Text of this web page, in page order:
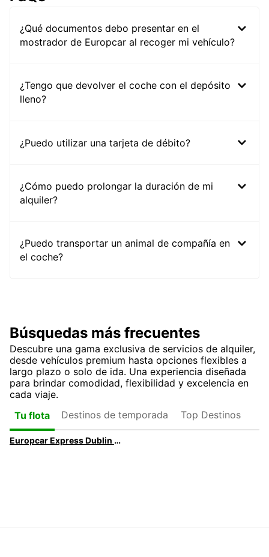
¿Qué documentos debo presentar en el
mostrador de Europcar al recoger mi vehículo?
¿Tengo que devolver el coche con el depósito
lleno?
¿Puedo utilizar una tarjeta de débito?
¿Cómo puedo prolongar la duración de mi
alquiler?
¿Puedo transportar un animal de compañía en
el coche?
Búsquedas más frecuentes
Descubre una gama exclusiva de servicios de alquiler,
desde vehículos premium hasta opciones flexibles a
largo plazo o solo de ida. Una experiencia diseñada
para brindar comodidad, flexibilidad y excelencia en
cada viaje.
Tu flota
Destinos de temporada Top Destinos
Europcar Express Dublin Airport | Recogida de alquiler de coches más rápida